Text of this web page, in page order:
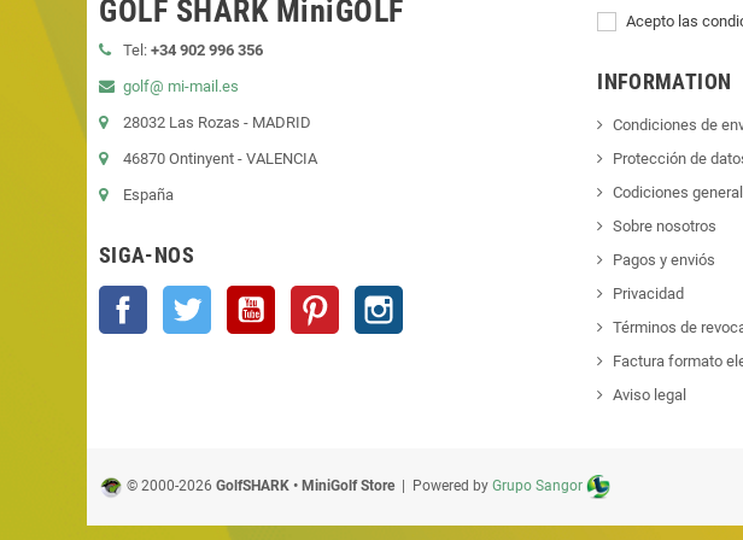
GOLF SHARK MiniGOLF
Tel: +34 902 996 356
golf@ mi-mail.es
28032 Las Rozas - MADRID
46870 Ontinyent - VALENCIA
España
SIGA-NOS
Facebook Twitter YouTube Pinterest
Acepto las
INFORMATION
Condiciones de
Protección de
Codiciones
Sobre nosotros
Pagos y enviós
Privacidad
Términos de
Factura formato
Aviso legal
© 2000-2026 GolfSHARK • MiniGolf Store| Powered by Grupo Sangor